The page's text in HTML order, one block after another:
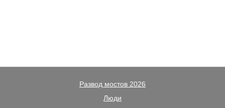
Развод мостов 2026
Люди